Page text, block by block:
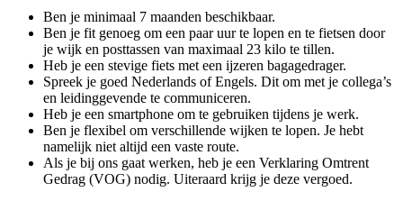
Ben je minimaal 7 maanden beschikbaar.
Ben je fit genoeg om een paar uur te lopen en te fietsen door
je wijk en posttassen van maximaal 23 kilo te tillen.
Heb je een stevige fiets met een ijzeren bagagedrager.
Spreek je goed Nederlands of Engels. Dit om met je collega’s
en leidinggevende te communiceren.
Heb je een smartphone om te gebruiken tijdens je werk.
Ben je flexibel om verschillende wijken te lopen. Je hebt
namelijk niet altijd een vaste route.
Als je bij ons gaat werken, heb je een Verklaring Omtrent
Gedrag (VOG) nodig. Uiteraard krijg je deze vergoed.